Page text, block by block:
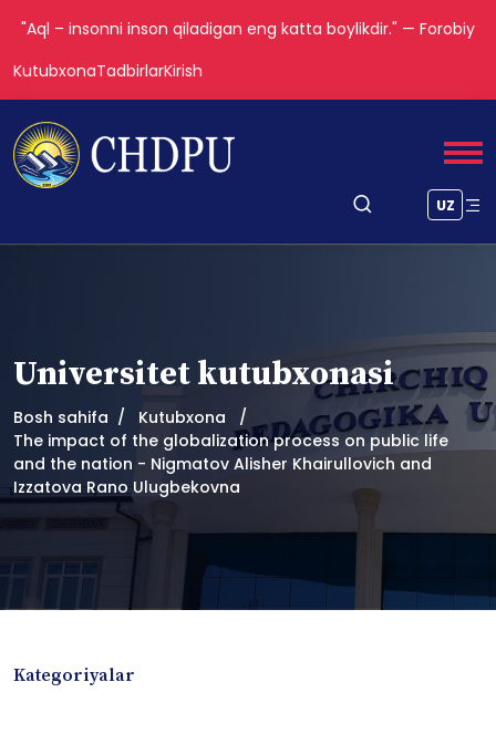
"Aql – insonni inson qiladigan eng katta boylikdir." — Forobiy
KutubxonaTadbirlarKirish
UZ
Universitet kutubxonasi
Bosh sahifa
Kutubxona
The impact of the globalization process on public life
and the nation - Nigmatov Alisher Khairullovich and
Izzatova Rano Ulugbekovna
Kategoriyalar